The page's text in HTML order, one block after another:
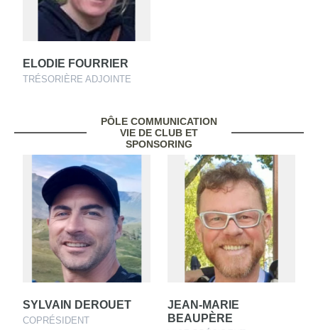
ELODIE FOURRIER
TRÉSORIÈRE ADJOINTE
PÔLE COMMUNICATION
VIE DE CLUB ET
SPONSORING
SYLVAIN DEROUET
COPRÉSIDENT
JEAN-MARIE
BEAUPÈRE